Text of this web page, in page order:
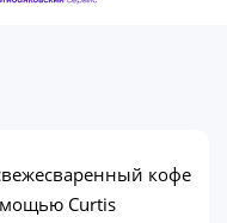
кофе
Curtis